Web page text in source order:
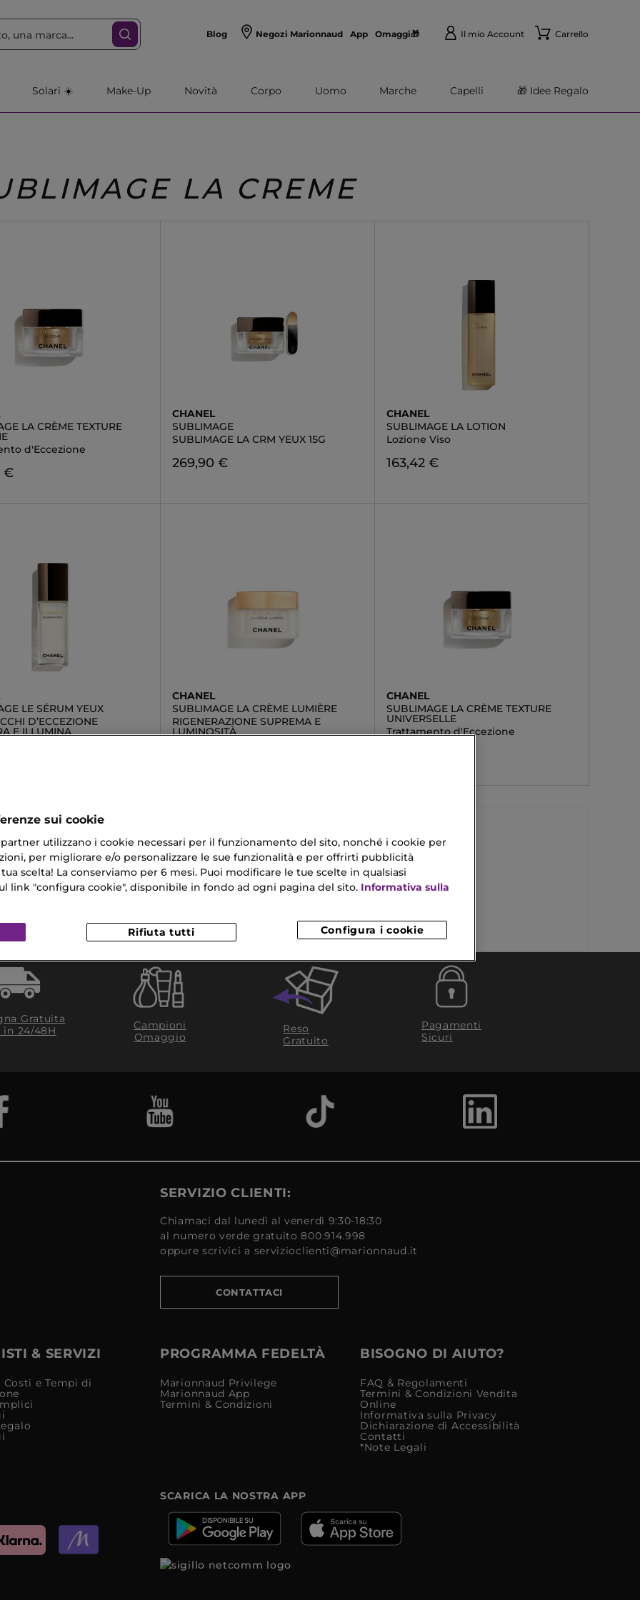
Blog Negozi Marionnaud App Omaggi🎁 Il mio Account Carrello
Solari ☀️ Make-Up Novità Corpo Uomo Marche Capelli 🎁 Idee Regalo
LA CREME
LA CRÈME TEXTURE
d'Eccezione
€
CHANEL
SUBLIMAGE
SUBLIMAGE LA CRM YEUX 15G
269,90 €
CHANEL
SUBLIMAGE LA LOTION
Lozione Viso
163,42 €
LE SÉRUM YEUX
D’ECCEZIONE
E ILLUMINA
CHANEL
SUBLIMAGE LA CRÈME LUMIÈRE
RIGENERAZIONE SUPREMA E
LUMINOSITÀ
CHANEL
SUBLIMAGE LA CRÈME TEXTURE
UNIVERSELLE
Trattamento d'Eccezione
Cicatrici Crema Per Ricci Crema Alla Calendula
Crema Solare Spf 50
Resistente
Gratuita
in 24/48H
Campioni
Omaggio
Reso
Gratuito
Pagamenti
Sicuri
SERVIZIO CLIENTI:
Chiamaci dal lunedì al venerdì 9:30-18:30
al numero verde gratuito 800.914.998
oppure scrivici a servizioclienti@marionnaud.it
CONTATTACI
& SERVIZI
Costi e Tempi di
PROGRAMMA FEDELTÀ
Marionnaud Privilege
Marionnaud App
Termini & Condizioni
BISOGNO DI AIUTO?
FAQ & Regolamenti
Termini & Condizioni Vendita
Online
Informativa sulla Privacy
Dichiarazione di Accessibilità
Contatti
*Note Legali
SCARICA LA NOSTRA APP
sui cookie
utilizzano i cookie necessari per il funzionamento del sito, nonché i cookie per
per migliorare e/o personalizzare le sue funzionalità e per offrirti pubblicità
scelta! La conserviamo per 6 mesi. Puoi modificare le tue scelte in qualsiasi
link "configura cookie", disponibile in fondo ad ogni pagina del sito. Informativa sulla
Configura i cookie
Rifiuta tutti